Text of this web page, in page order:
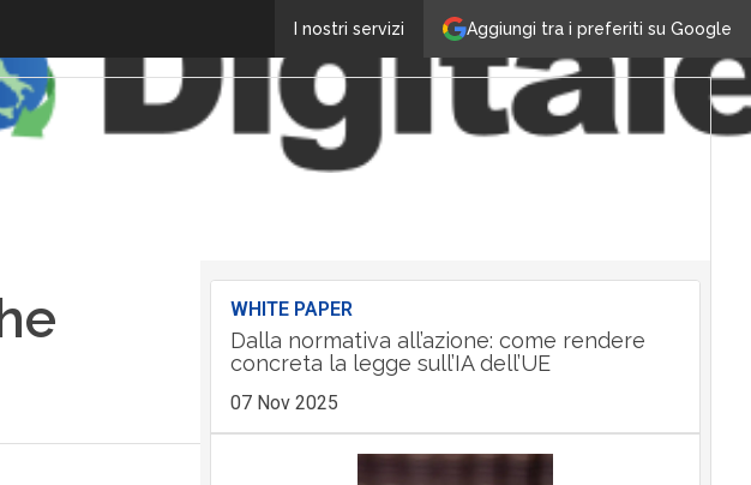
Aggiungi tra i preferiti su Google
I nostri servizi
WHITE PAPER
Dalla normativa all’azione: come rendere
concreta la legge sull’IA dell’UE
07 Nov 2025